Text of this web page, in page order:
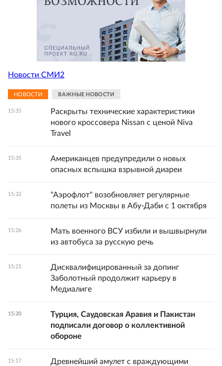
Новости СМИ2
НОВОСТИ ВАЖНЫЕ НОВОСТИ
15:35
Раскрыты технические характеристики
нового кроссовера Nissan с ценой Niva
Travel
15:35
Американцев предупредили о новых
опасных вспышка взрывной диареи
15:32
"Аэрофлот" возобновляет регулярные
полеты из Москвы в Абу-Даби с 1 октября
15:26
Мать военного ВСУ избили и вышвырнули
из автобуса за русскую речь
15:21
Дисквалифицированный за допинг
Заболотный продолжит карьеру в
Медиалиге
15:20
Турция, Саудовская Аравия и Пакистан
подписали договор о коллективной
обороне
15:17
Древнейший амулет с враждующими